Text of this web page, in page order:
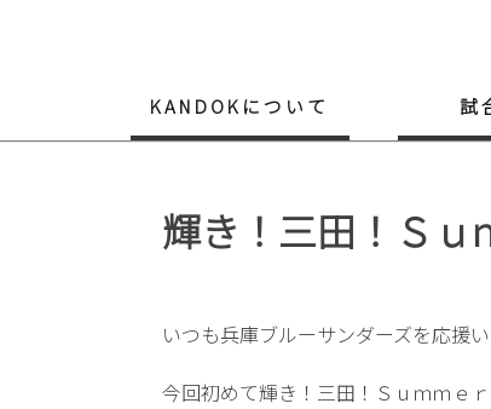
KANDOKについて 試
輝き！三田！Ｓｕ
いつも兵庫ブルーサンダーズを応援
今回初めて輝き！三田！Ｓｕｍｍｅ